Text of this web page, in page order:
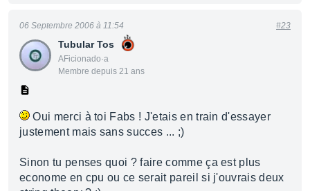
Tubular Tos
AFicionado·a
Membre depuis 21 ans
06 Septembre 2006 à 11:54 #23
Oui merci à toi Fabs ! J'etais en train d'essayer
justement mais sans succes ... ;)
Sinon tu penses quoi ? faire comme ça est plus
econome en cpu ou ce serait pareil si j'ouvrais deux